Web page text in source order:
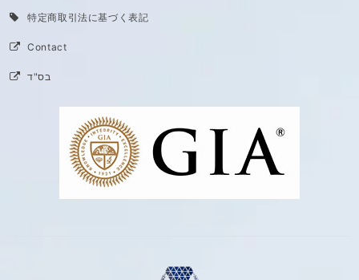
特定商取引法に基づく表記
Contact
בס"ד